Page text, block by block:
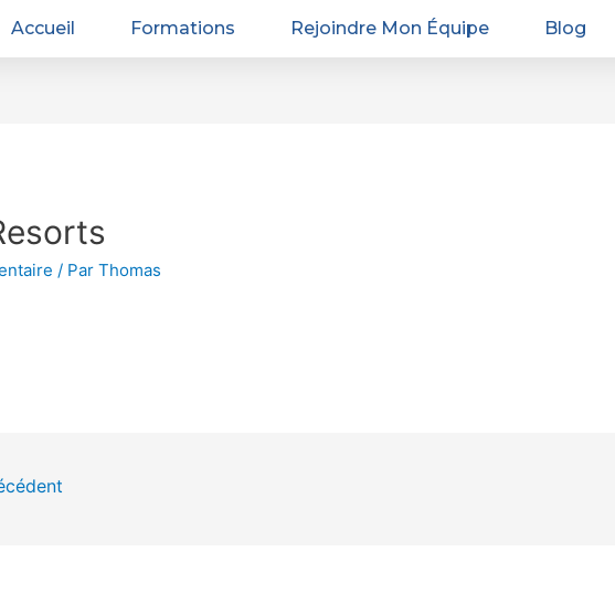
Accueil Formations Rejoindre Mon Équipe Blog
/ ParThomas